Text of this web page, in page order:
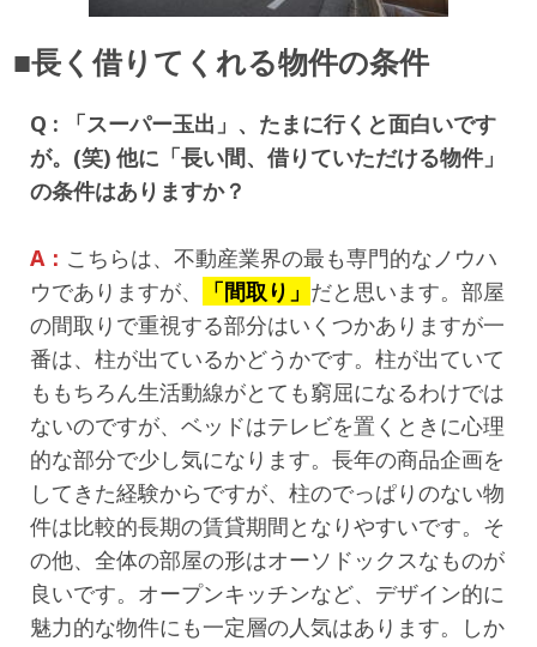
■長く借りてくれる物件の条件
Q : 「スーパー玉出」、たまに行くと面白いです
が。(笑) 他に「長い間、借りていただける物件」
の条件はありますか？
A： こちらは、不動産業界の最も専門的なノウハ
ウでありますが、
「間取り」 だと思います。部屋
の間取りで重視する部分はいくつかありますが一
番は、柱が出ているかどうかです。柱が出ていて
ももちろん生活動線がとても窮屈になるわけでは
ないのですが、ベッドはテレビを置くときに心理
的な部分で少し気になります。長年の商品企画を
してきた経験からですが、柱のでっぱりのない物
件は比較的長期の賃貸期間となりやすいです。そ
の他、全体の部屋の形はオーソドックスなものが
良いです。オープンキッチンなど、デザイン的に
魅力的な物件にも一定層の人気はあります。しか